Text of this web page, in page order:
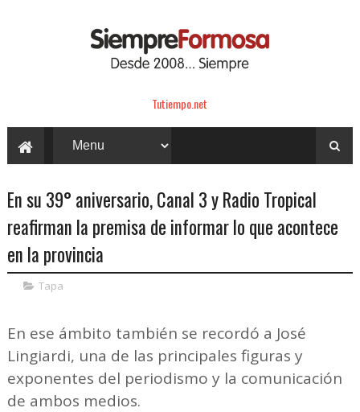
Tutiempo.net
En su 39° aniversario, Canal 3 y Radio Tropical
reafirman la premisa de informar lo que acontece
en la provincia
Tapa
En ese ámbito también se recordó a José
Lingiardi, una de las principales figuras y
exponentes del periodismo y la comunicación
de ambos medios.